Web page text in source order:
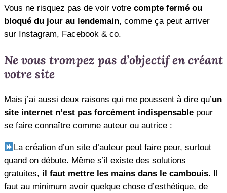
Vous ne risquez pas de voir votre compte fermé ou
bloqué du jour au lendemain, comme ça peut arriver
sur Instagram, Facebook & co.
Ne vous trompez pas d’objectif en créant
votre site
Mais j’ai aussi deux raisons qui me poussent à dire qu’un
site internet n’est pas forcément indispensable pour
se faire connaître comme auteur ou autrice :
La création d’un site d’auteur peut faire peur, surtout
quand on débute. Même s’il existe des solutions
gratuites, il faut mettre les mains dans le cambouis. Il
faut au minimum avoir quelque chose d’esthétique, de